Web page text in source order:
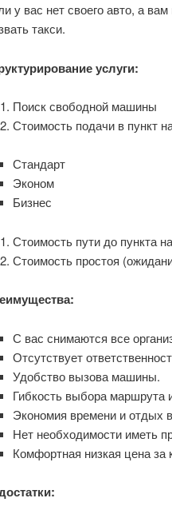
у вас нет своего авто, а
такси.
услуги:
Поиск свободной машины
Стоимость подачи в пункт
Стандарт
Эконом
Бизнес
Стоимость пути до пункта
Стоимость простоя
С вас снимаются все
Отсутствует
Удобство вызова машины.
Гибкость выбора маршрута
Экономия времени и отдых
Нет необходимости иметь
Комфортная низкая цена за